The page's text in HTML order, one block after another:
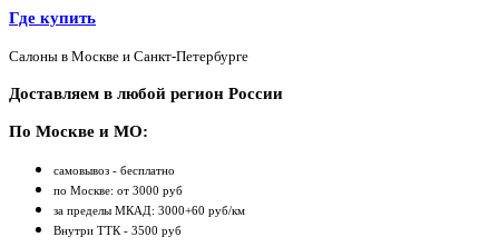
Где купить
Салоны в Москве и Санкт-Петербурге
Доставляем в любой регион России
По Москве и МО:
самовывоз - бесплатно
по Москве: от 3000 руб
за пределы МКАД: 3000+60 руб/км
Внутри ТТК - 3500 руб